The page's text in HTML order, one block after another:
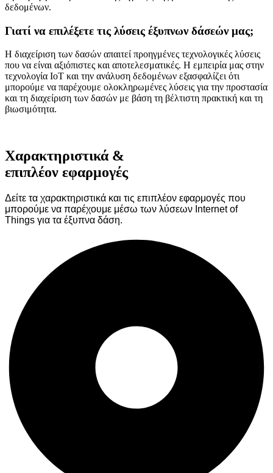
δεδομένων.
Γιατί να επιλέξετε τις λύσεις έξυπνων δάσεών μας;
Η διαχείριση των δασών απαιτεί προηγμένες τεχνολογικές λύσεις
που να είναι αξιόπιστες και αποτελεσματικές. Η εμπειρία μας στην
τεχνολογία IoT και την ανάλυση δεδομένων εξασφαλίζει ότι
μπορούμε να παρέχουμε ολοκληρωμένες λύσεις για την προστασία
και τη διαχείριση των δασών με βάση τη βέλτιστη πρακτική και τη
βιωσιμότητα.
Χαρακτηριστικά &
επιπλέον εφαρμογές
Δείτε τα χαρακτηριστικά και τις επιπλέον εφαρμογές που
μπορούμε να παρέχουμε μέσω των λύσεων Internet of
Things για τα έξυπνα δάση.